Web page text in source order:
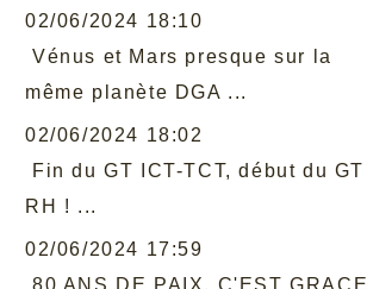
02/06/2024 18:10
Vénus et Mars presque sur la
même planète DGA ...
02/06/2024 18:02
Fin du GT ICT-TCT, début du GT
RH ! ...
02/06/2024 17:59
80 ANS DE PAIX, C'EST GRACE